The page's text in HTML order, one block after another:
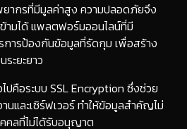
ากรที่มีมูลค่าสูง ความปลอดภัยจึง
ามได้ แพลตฟอร์มออนไลน์ที่มี
ารป้องกันข้อมูลที่รัดกุม เพื่อสร้าง
ระยะยาว
ปคือระบบ SSL Encryption ซึ่งช่วย
นและเซิร์ฟเวอร์ ทำให้ข้อมูลสำคัญไม่
คลที่ไม่ได้รับอนุญาต